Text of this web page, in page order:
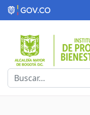
Buscar